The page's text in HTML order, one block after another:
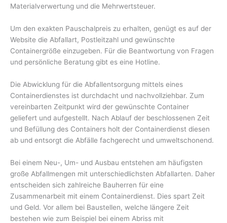
Materialverwertung und die Mehrwertsteuer.
Um den exakten Pauschalpreis zu erhalten, genügt es auf der
Website die Abfallart, Postleitzahl und gewünschte
Containergröße einzugeben. Für die Beantwortung von Fragen
und persönliche Beratung gibt es eine Hotline.
Die Abwicklung für die Abfallentsorgung mittels eines
Containerdienstes ist durchdacht und nachvollziehbar. Zum
vereinbarten Zeitpunkt wird der gewünschte Container
geliefert und aufgestellt. Nach Ablauf der beschlossenen Zeit
und Befüllung des Containers holt der Containerdienst diesen
ab und entsorgt die Abfälle fachgerecht und umweltschonend.
Bei einem Neu-, Um- und Ausbau entstehen am häufigsten
große Abfallmengen mit unterschiedlichsten Abfallarten. Daher
entscheiden sich zahlreiche Bauherren für eine
Zusammenarbeit mit einem Containerdienst. Dies spart Zeit
und Geld. Vor allem bei Baustellen, welche längere Zeit
bestehen wie zum Beispiel bei einem Abriss mit